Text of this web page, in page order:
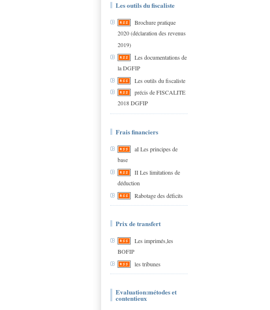
Les outils du fiscaliste
Brochure pratique
2020 (déclaration des revenus
2019)
Les documentations de
la DGFIP
Les outils du fiscaliste
précis de FISCALITE
2018 DGFIP
Frais financiers
aI Les principes de
base
II Les limitations de
déduction
Rabotage des déficits
Prix de transfert
Les imprimés,les
BOFIP
les tribunes
Evaluation:métodes et
contentieux